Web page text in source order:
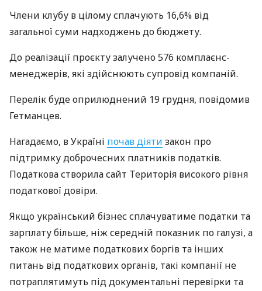
Члени клубу в цілому сплачують 16,6% від
загальної суми надходжень до бюджету.
До реалізації проєкту залучено 576 комплаєнс-
менеджерів, які здійснюють супровід компаній.
Перелік буде оприлюднений 19 грудня, повідомив
Гетманцев.
Нагадаємо, в Україні почав діяти закон про
підтримку доброчесних платників податків.
Податкова створила сайт Територія високого рівня
податкової довіри.
Якщо український бізнес сплачуватиме податки та
зарплату більше, ніж середній показник по галузі, а
також не матиме податкових боргів та інших
питань від податкових органів, такі компанії не
потраплятимуть під документальні перевірки та